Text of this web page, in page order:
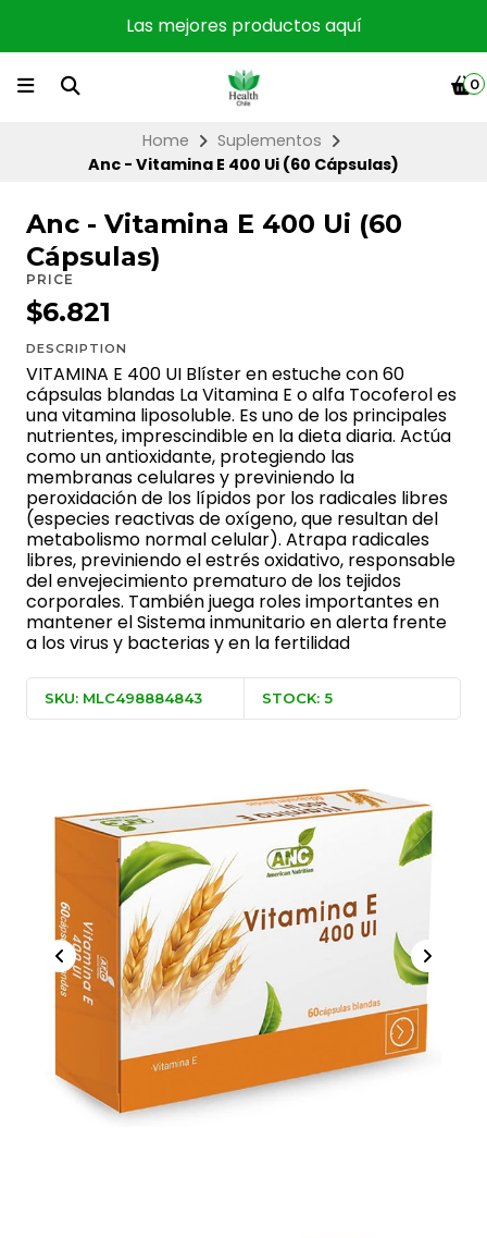
Las mejores productos aquí
0
Home
Suplementos
Anc - Vitamina E 400 Ui (60 Cápsulas)
Anc - Vitamina E 400 Ui (60
Cápsulas)
PRICE
$6.821
DESCRIPTION
VITAMINA E 400 UI Blíster en estuche con 60
cápsulas blandas La Vitamina E o alfa Tocoferol es
una vitamina liposoluble. Es uno de los principales
nutrientes, imprescindible en la dieta diaria. Actúa
como un antioxidante, protegiendo las
membranas celulares y previniendo la
peroxidación de los lípidos por los radicales libres
(especies reactivas de oxígeno, que resultan del
metabolismo normal celular). Atrapa radicales
libres, previniendo el estrés oxidativo, responsable
del envejecimiento prematuro de los tejidos
corporales. También juega roles importantes en
mantener el Sistema inmunitario en alerta frente
a los virus y bacterias y en la fertilidad
SKU: MLC498884843 STOCK: 5